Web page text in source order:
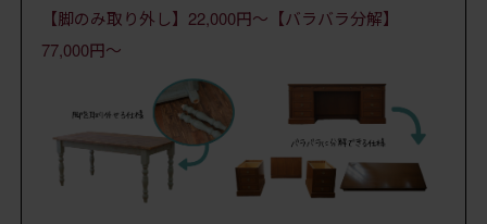
【脚のみ取り外し】22,000円～【バラバラ分解】
77,000円～